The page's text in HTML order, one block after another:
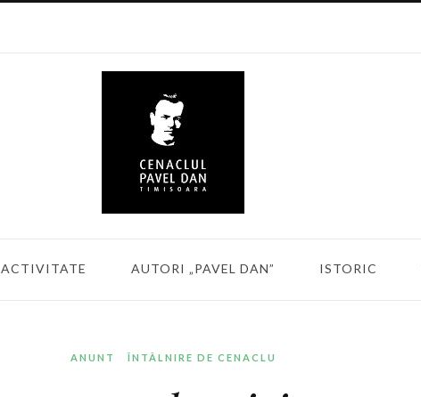
ACTIVITATE AUTORI „PAVEL DAN” ISTORIC
ANUNT ÎNTÂLNIRE DE CENACLU